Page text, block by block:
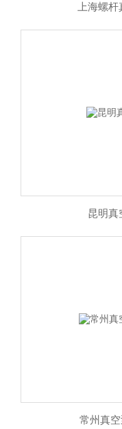
上海螺
昆明真
常州真